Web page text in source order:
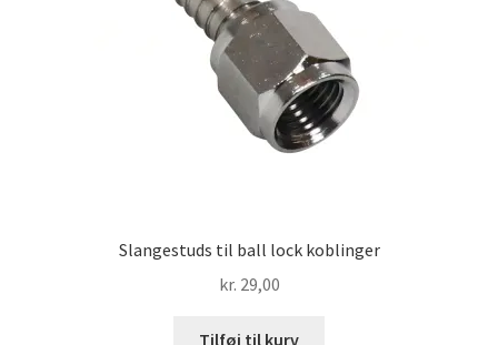
Slangestuds til ball lock koblinger
kr. 29,00
Tilføj til kurv